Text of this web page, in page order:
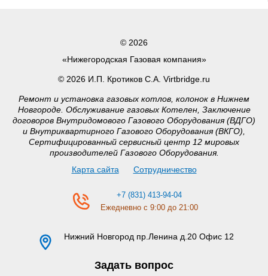
© 2026
«Нижегородская Газовая компания»
© 2026 И.П. Кротиков С.А. Virtbridge.ru
Ремонт и установка газовых котлов, колонок в Нижнем
Новгороде. Обслуживание газовых Котелен, Заключение
договоров Внутридомового Газового Оборудования (ВДГО)
и Внутриквартирного Газового Оборудования (ВКГО),
Сертифицированный сервисный центр 12 мировых
производителей Газового Оборудования.
Карта сайта
Сотрудничество
+7 (831) 413-94-04
Ежедневно с 9:00 до 21:00
Нижний Новгород пр.Ленина д.20 Офис 12
Задать вопрос